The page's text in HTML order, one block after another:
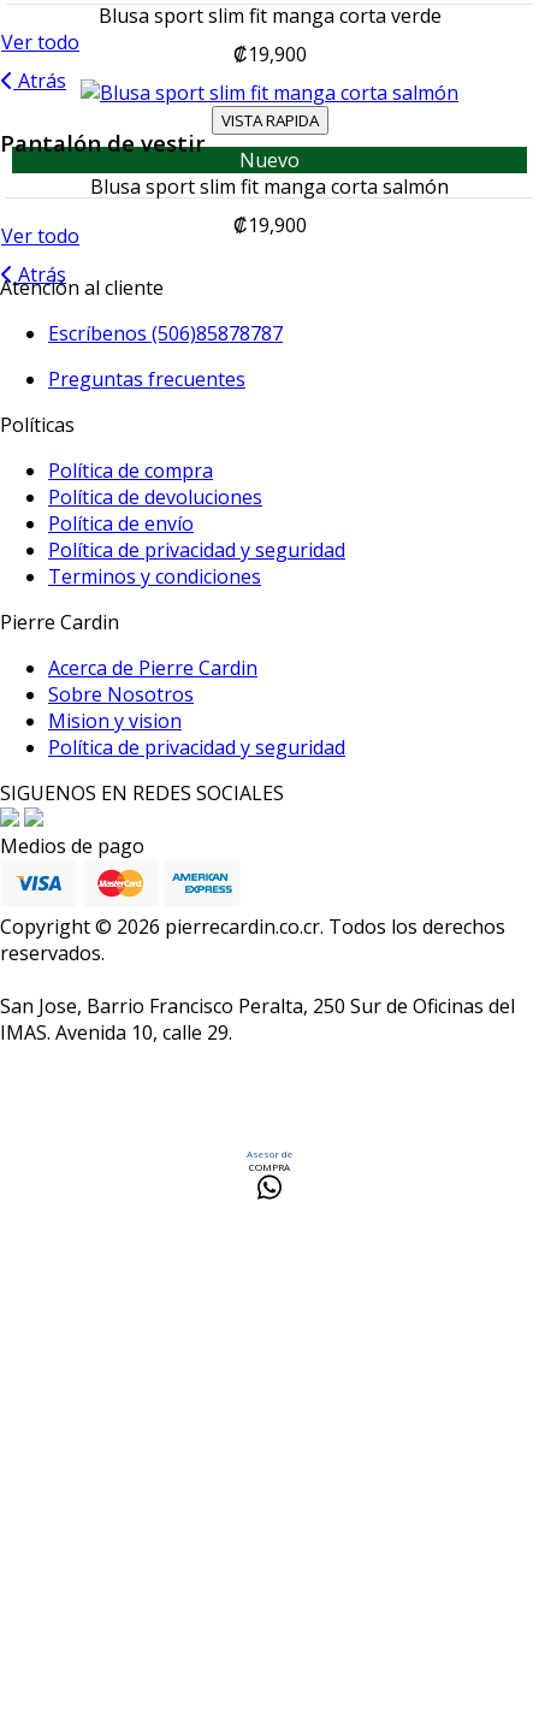
Ver todo
Atrás
Pantalón de vestir
Ver todo
Atrás
Blusa sport slim fit manga corta verde
₡19,900
VISTA RAPIDA
Nuevo
Blusa sport slim fit manga corta salmón
₡19,900
Atención al cliente
Escríbenos (506)85878787
Preguntas frecuentes
Políticas
Política de compra
Política de devoluciones
Política de envío
Política de privacidad y seguridad
Terminos y condiciones
Pierre Cardin
Acerca de Pierre Cardin
Sobre Nosotros
Mision y vision
Política de privacidad y seguridad
SIGUENOS EN REDES SOCIALES
Medios de pago
Copyright © 2026 pierrecardin.co.cr. Todos los derechos
reservados.
San Jose, Barrio Francisco Peralta, 250 Sur de Oficinas del
IMAS. Avenida 10, calle 29.
Asesor de
COMPRA